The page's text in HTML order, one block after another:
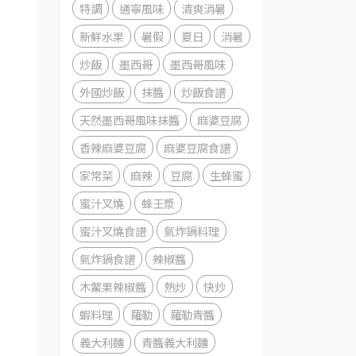
特調 通寧風味
清爽消暑
新鮮水果
暑假 夏日
消暑
炒飯
墨西哥
墨西哥風味
外國炒飯
抹醬
炒飯食譜
天然墨西哥風味抹醬
麻婆豆腐
香辣麻婆豆腐
麻婆豆腐食譜
家常菜
麻辣 豆腐
生蜂蜜
蜜汁叉燒
蜂王漿
蜜汁叉燒食譜
氣炸鍋料理
氣炸鍋食譜
辣椒醬
木鱉果辣椒醬
熱炒
快炒
蝦料理
羅勒
羅勒青醬
義大利麵
青醬義大利麵